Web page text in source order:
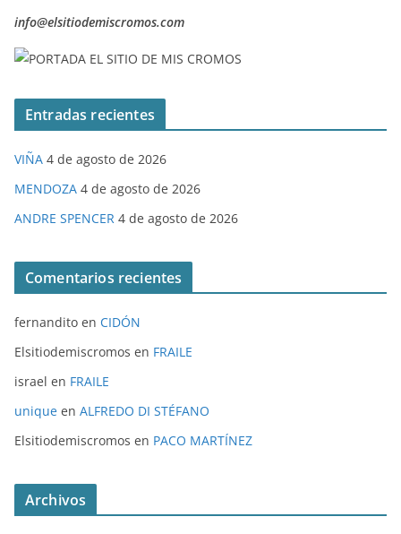
info@elsitiodemiscromos.com
Entradas recientes
VIÑA 4 de agosto de 2026
MENDOZA 4 de agosto de 2026
ANDRE SPENCER 4 de agosto de 2026
Comentarios recientes
fernandito en CIDÓN
Elsitiodemiscromos en FRAILE
israel en FRAILE
unique en ALFREDO DI STÉFANO
Elsitiodemiscromos en PACO MARTÍNEZ
Archivos